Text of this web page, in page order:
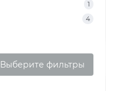
1
4
Выберите фильтры